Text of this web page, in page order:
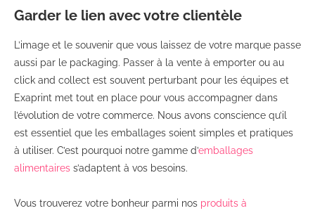
Garder le lien avec votre clientèle
L’image et le souvenir que vous laissez de votre marque passe
aussi par le packaging. Passer à la vente à emporter ou au
click and collect est souvent perturbant pour les équipes et
Exaprint met tout en place pour vous accompagner dans
l’évolution de votre commerce. Nous avons conscience qu’il
est essentiel que les emballages soient simples et pratiques
à utiliser. C’est pourquoi notre gamme d’emballages
alimentaires s’adaptent à vos besoins.
Vous trouverez votre bonheur parmi nos produits à